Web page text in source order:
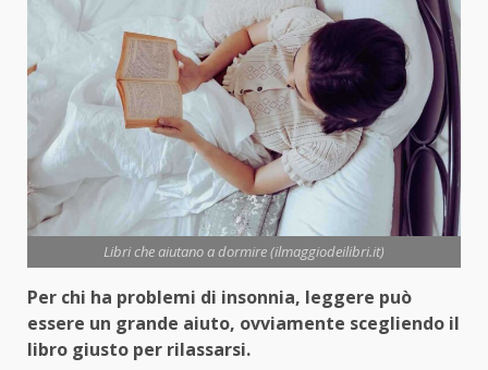
Libri che aiutano a dormire (ilmaggiodeilibri.it)
Per chi ha problemi di insonnia, leggere può
essere un grande aiuto, ovviamente scegliendo il
libro giusto per rilassarsi.